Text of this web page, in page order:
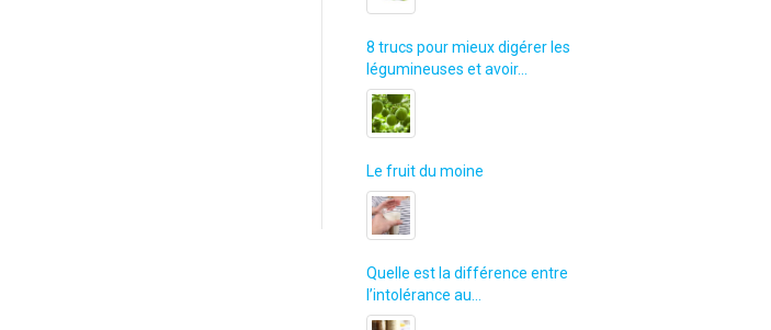
8 trucs pour mieux digérer les
légumineuses et avoir…
Le fruit du moine
Quelle est la différence entre
l’intolérance au…